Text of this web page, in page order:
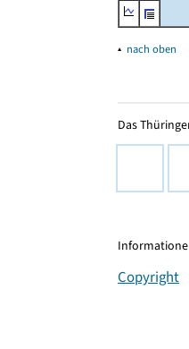
▴ nach oben
Das
Copyright